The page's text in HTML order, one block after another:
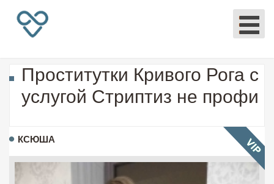
Проститутки Кривого Рога с
услугой Стриптиз не профи
КСЮША